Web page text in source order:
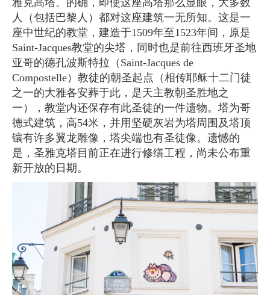
人（包括巴黎人）都对这座建筑一无所知。这是一
座中世纪的教堂，建造于1509年至1523年间，原是
Saint-Jacques教堂的尖塔，同时也是前往西班牙圣地
亚哥的德孔波斯特拉（Saint-Jacques de
Compostelle）教徒的朝圣起点（相传耶稣十二门徒
之一的大雅各安葬于此，是天主教朝圣胜地之
一），教堂内还保存有此圣徒的一件遗物。塔为哥
德式建筑，高54米，并用坚硬灰岩为塔周围及塔顶
镶有许多翼龙雕像，塔尖端也有圣徒像。遗憾的
是，圣雅克塔目前正在进行修缮工程，尚未公布重
新开放的日期。